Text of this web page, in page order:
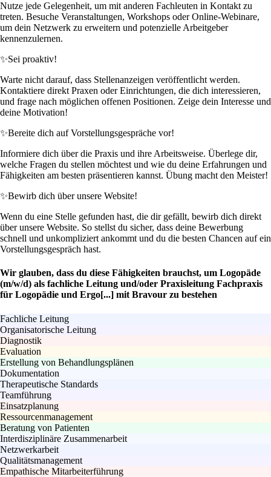
Nutze jede Gelegenheit, um mit anderen Fachleuten in Kontakt zu
treten. Besuche Veranstaltungen, Workshops oder Online-Webinare,
um dein Netzwerk zu erweitern und potenzielle Arbeitgeber
kennenzulernen.
✨Sei proaktiv!
Warte nicht darauf, dass Stellenanzeigen veröffentlicht werden.
Kontaktiere direkt Praxen oder Einrichtungen, die dich interessieren,
und frage nach möglichen offenen Positionen. Zeige dein Interesse und
deine Motivation!
✨Bereite dich auf Vorstellungsgespräche vor!
Informiere dich über die Praxis und ihre Arbeitsweise. Überlege dir,
welche Fragen du stellen möchtest und wie du deine Erfahrungen und
Fähigkeiten am besten präsentieren kannst. Übung macht den Meister!
✨Bewirb dich über unsere Website!
Wenn du eine Stelle gefunden hast, die dir gefällt, bewirb dich direkt
über unsere Website. So stellst du sicher, dass deine Bewerbung
schnell und unkompliziert ankommt und du die besten Chancen auf ein
Vorstellungsgespräch hast.
Wir glauben, dass du diese Fähigkeiten brauchst, um Logopäde
(m/w/d) als fachliche Leitung und/oder Praxisleitung Fachpraxis
für Logopädie und Ergo[...] mit Bravour zu bestehen
Fachliche Leitung
Organisatorische Leitung
Diagnostik
Evaluation
Erstellung von Behandlungsplänen
Dokumentation
Therapeutische Standards
Teamführung
Einsatzplanung
Ressourcenmanagement
Beratung von Patienten
Interdisziplinäre Zusammenarbeit
Netzwerkarbeit
Qualitätsmanagement
Empathische Mitarbeiterführung